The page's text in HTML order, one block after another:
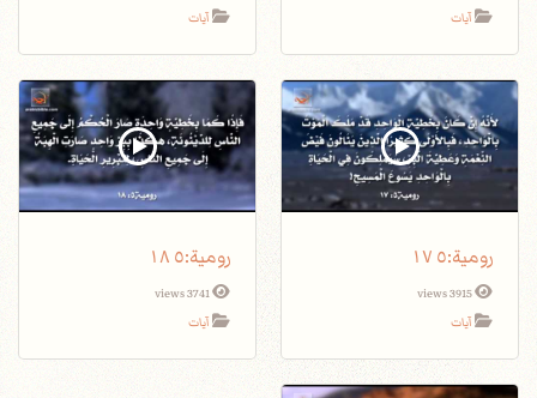
آيات
آيات
3915 views
آيات
3741 views
آيات